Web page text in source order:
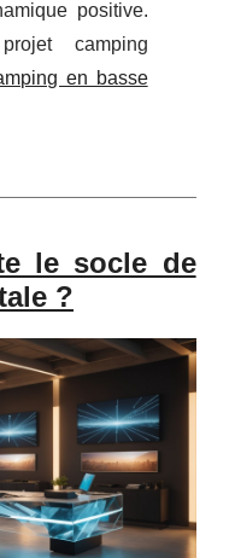
positive.
camping
en basse
le socle de
?